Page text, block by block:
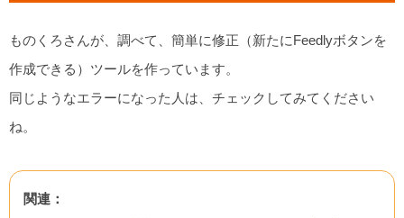
ものくろさんが、調べて、簡単に修正（新たにFeedlyボタンを
作成できる）ツールを作っています。
同じようなエラーになった人は、チェックしてみてください
ね。
関連：